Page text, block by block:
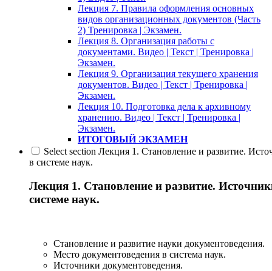
Лекция 7. Правила оформления основных
видов организационных документов (Часть
2) Тренировка | Экзамен.
Лекция 8. Организация работы с
документами. Видео | Текст | Тренировка |
Экзамен.
Лекция 9. Организация текущего хранения
документов. Видео | Текст | Тренировка |
Экзамен.
Лекция 10. Подготовка дела к архивному
хранению. Видео | Текст | Тренировка |
Экзамен.
ИТОГОВЫЙ ЭКЗАМЕН
Select section Лекция 1. Становление и развитие.
в системе наук.
Лекция 1. Становление и развитие.
системе наук.
Становление и развитие науки документоведения.
Место документоведения в система наук.
Источники документоведения.